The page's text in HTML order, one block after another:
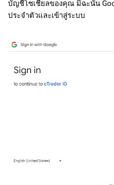
บัญชีโซเชียลของคุณ มิฉะนั้น
ประจำตัวและเข้าสู่ระบบ